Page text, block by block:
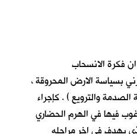
فكرة الانسحاب
بسياسة الارض المحروقة ،
والترويع ) . كإجراء
فيها في الهرم الحضاري